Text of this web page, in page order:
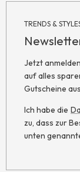
TRENDS &
Jetzt
auf alles
Gutscheine
Ich habe die
zu, dass zur
unten